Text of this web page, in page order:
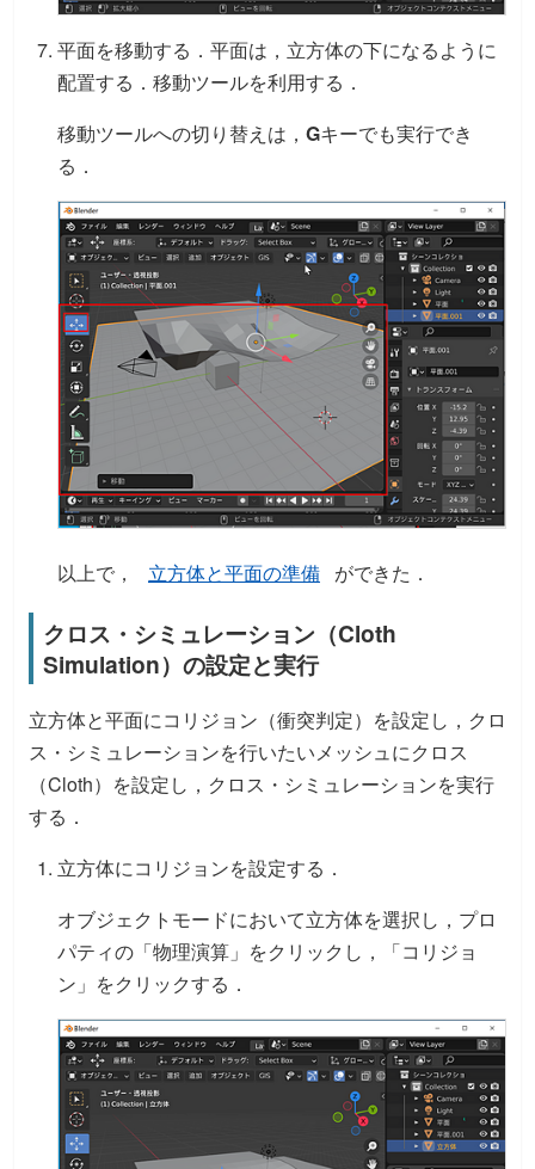
平面を移動する．平面は，立方体の下になるように
配置する．移動ツールを利用する．
移動ツールへの切り替えは， Gキーでも実行でき
る．
以上で， 立方体と平面の準備 ができた．
クロス・シミュレーション（Cloth
Simulation）の設定と実行
立方体と平面にコリジョン（衝突判定）を設定し，クロ
ス・シミュレーションを行いたいメッシュにクロス
（Cloth）を設定し，クロス・シミュレーションを実行
する．
立方体にコリジョンを設定する．
オブジェクトモードにおいて立方体を選択し，プロ
パティの「物理演算」をクリックし，「コリジョ
ン」をクリックする．